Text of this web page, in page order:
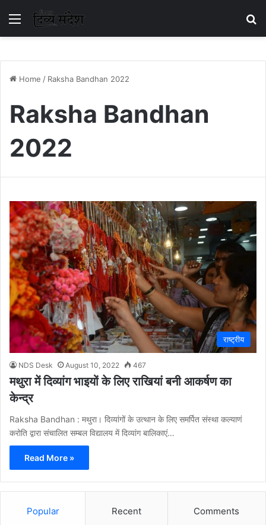
Menu
Home / Raksha Bandhan 2022
Raksha Bandhan
2022
राष्ट्रीय
NDS Desk August 10, 2022 467
मथुरा में दिव्यांग भाइयों के लिए राखियां बनी आकर्षण का
केन्द्र
Raksha Bandhan : मथुरा। दिव्यांगों के उत्थान के लिए समर्पित संस्था कल्याणं
करोति द्वारा संचालित सम्बल विद्यालय में दिव्यांग बालिकाएं…
Read More »
Popular Recent Comments